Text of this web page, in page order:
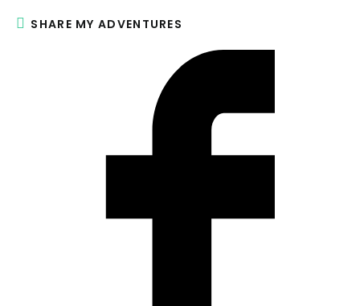
SHARE MY ADVENTURES
CONTENT